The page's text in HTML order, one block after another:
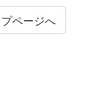
ページへ